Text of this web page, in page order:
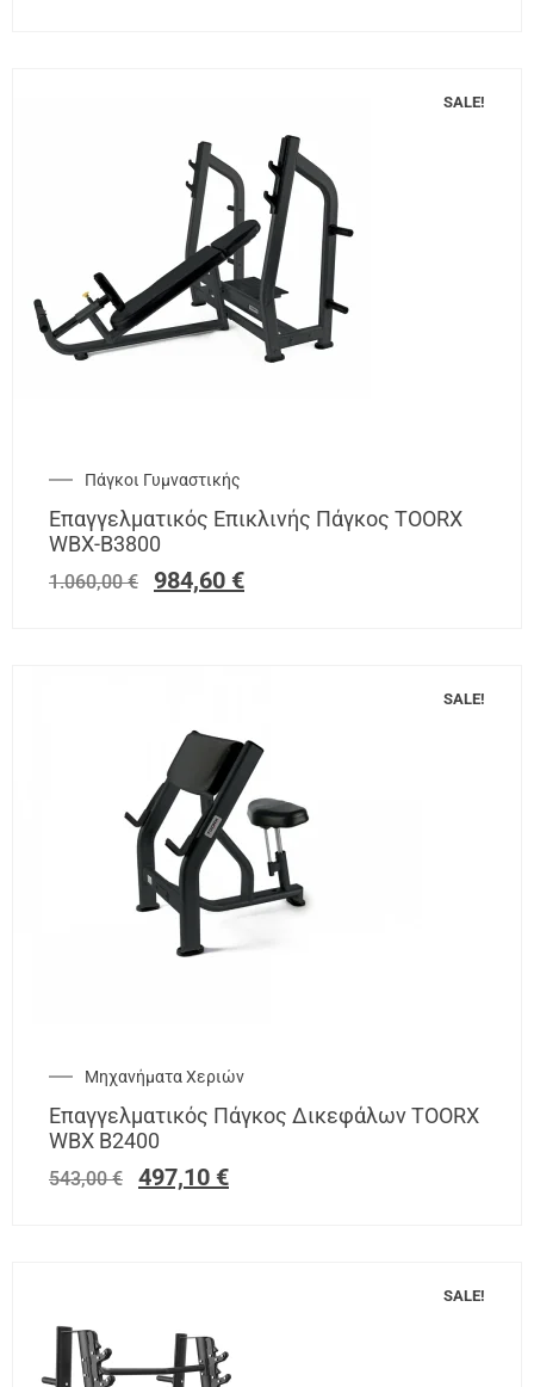
SALE!
Πάγκοι Γυμναστικής
Επαγγελματικός Επικλινής Πάγκος TOORX
WBX-B3800
1.060,00€ 984,60 €
SALE!
Μηχανήματα Χεριών
Επαγγελματικός Πάγκος Δικεφάλων TOORX
WBX Β2400
543,00€ 497,10 €
SALE!